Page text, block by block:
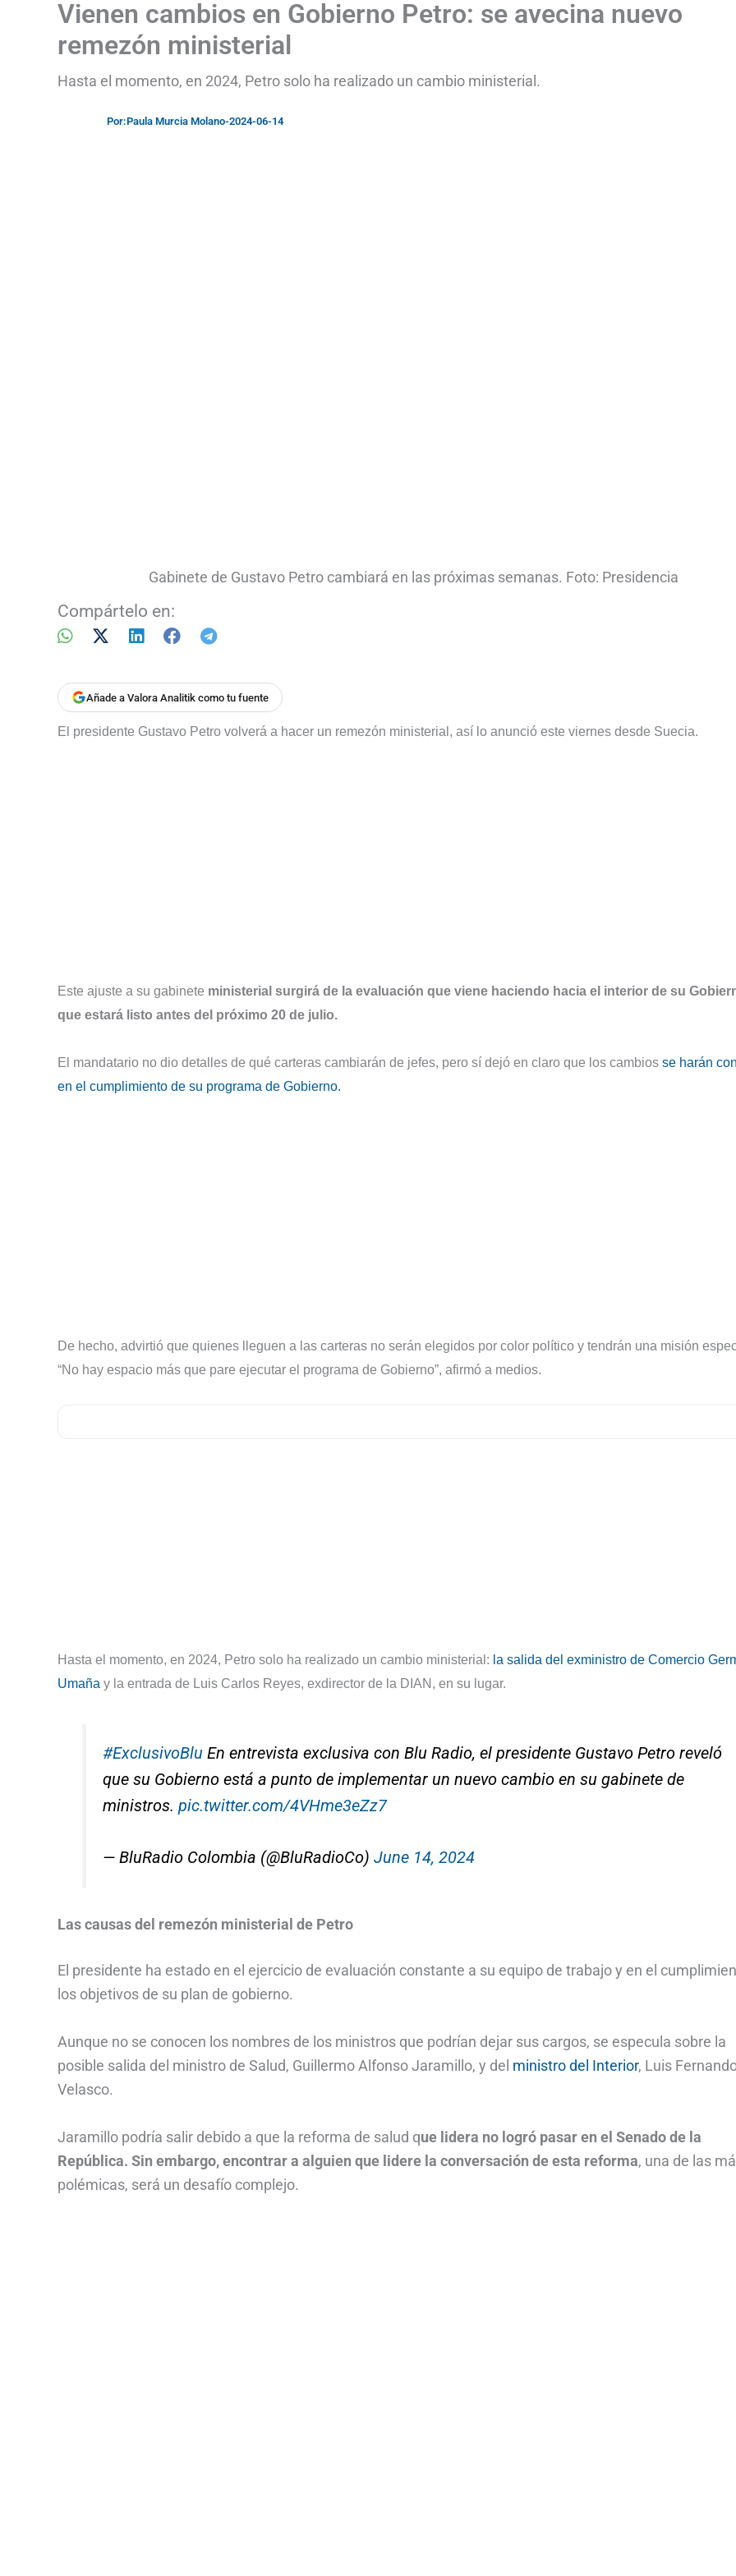
Vienen cambios en Gobierno Petro: se avecina nuevo
remezón ministerial
Hasta el momento, en 2024, Petro solo ha realizado un cambio ministerial.
Por:Paula Murcia Molano-2024-06-14
Gabinete de Gustavo Petro cambiará en las próximas semanas. Foto: Presidencia
Compártelo en:
Añade a Valora Analitik como tu fuente
El presidente Gustavo Petro volverá a hacer un remezón ministerial, así lo anunció este viernes desde Suecia.
Este ajuste a su gabinete ministerial surgirá de la evaluación que viene haciendo hacia el interior de su
que estará listo antes del próximo 20 de julio.
El mandatario no dio detalles de qué carteras cambiarán de jefes, pero sí dejó en claro que los cambios se harán
en el cumplimiento de su programa de Gobierno.
De hecho, advirtió que quienes lleguen a las carteras no serán elegidos por color político y tendrán una misión
“No hay espacio más que pare ejecutar el programa de Gobierno”, afirmó a medios.
Hasta el momento, en 2024, Petro solo ha realizado un cambio ministerial: la salida del exministro de Comercio
Umaña y la entrada de Luis Carlos Reyes, exdirector de la DIAN, en su lugar.
#ExclusivoBluEn entrevista exclusiva con Blu Radio, el presidente Gustavo Petro reveló
que su Gobierno está a punto de implementar un nuevo cambio en su gabinete de
ministros. pic.twitter.com/4VHme3eZz7
— BluRadio Colombia (@BluRadioCo) June 14, 2024
Las causas del remezón ministerial de Petro
El presidente ha estado en el ejercicio de evaluación constante a su equipo de trabajo y en el
los objetivos de su plan de gobierno.
Aunque no se conocen los nombres de los ministros que podrían dejar sus cargos, se especula sobre la
posible salida del ministro de Salud, Guillermo Alfonso Jaramillo, y del ministro del Interior, Luis
Velasco.
Jaramillo podría salir debido a que la reforma de salud que lidera no logró pasar en el Senado de la
República. Sin embargo, encontrar a alguien que lidere la conversación de esta reforma, una de las
polémicas, será un desafío complejo.